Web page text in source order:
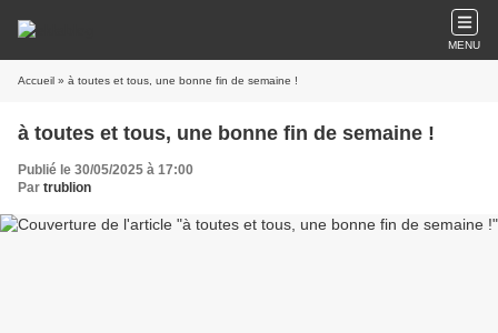
MENU
Accueil » à toutes et tous, une bonne fin de semaine !
à toutes et tous, une bonne fin de semaine !
Publié le 30/05/2025 à 17:00
Par trublion